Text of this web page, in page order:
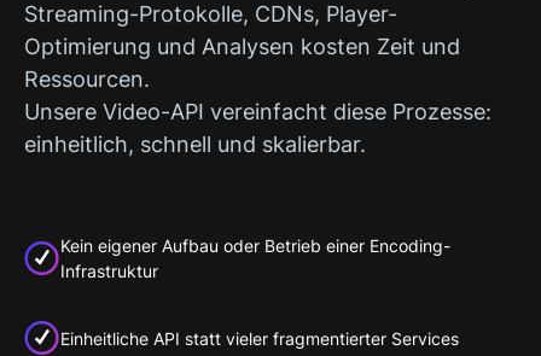
Streaming-Protokolle, CDNs, Player-
Optimierung und Analysen kosten Zeit und
Ressourcen.
Unsere Video-API vereinfacht diese Prozesse:
einheitlich, schnell und skalierbar.
Kein eigener Aufbau oder Betrieb einer Encoding-
Infrastruktur
Einheitliche API statt vieler fragmentierter Services